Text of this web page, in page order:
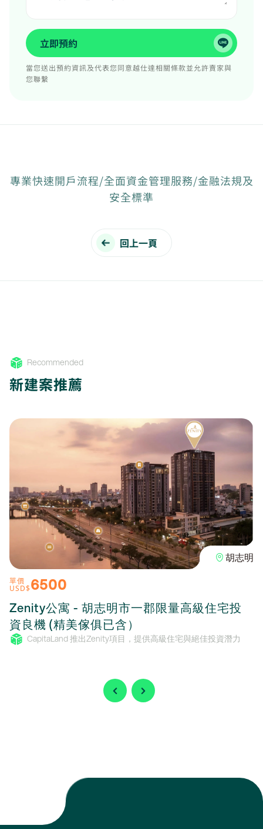
立即預約
當您送出預約資訊及代表您同意越仕達相關條款並允許賣家與
您聯繫
專業快速開戶流程/全面資金管理服務/金融法規及
安全標準
回上一頁
Recommended
新建案推薦
胡志明
單價
USD$6500
Zenity公寓 - 胡志明市一郡限量高級住宅投
資良機 (精美傢俱已含）
CapitaLand 推出Zenity項目，提供高級住宅與絕佳投資潛力